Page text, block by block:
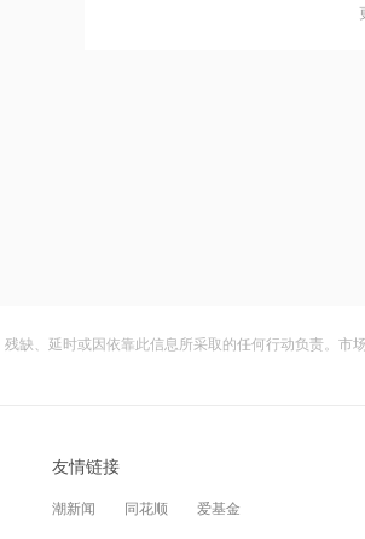
变数，百度视觉搜索已写入
12:41
缺、延时或因依靠此信息所采取的任何行动负责。市
友情链接
潮新闻 同花顺 爱基金